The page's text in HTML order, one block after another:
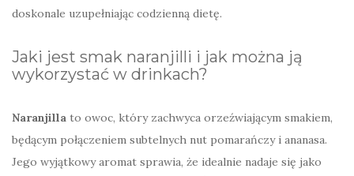
doskonale uzupełniając codzienną dietę.
Jaki jest smak naranjilli i jak można ją
wykorzystać w drinkach?
Naranjilla to owoc, który zachwyca orzeźwiającym smakiem,
będącym połączeniem subtelnych nut pomarańczy i ananasa.
Jego wyjątkowy aromat sprawia, że idealnie nadaje się jako